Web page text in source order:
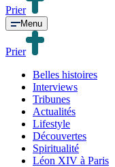
Prier
Menu
Prier
Belles histoires
Interviews
Tribunes
Actualités
Lifestyle
Découvertes
Spiritualité
Léon XIV à Paris